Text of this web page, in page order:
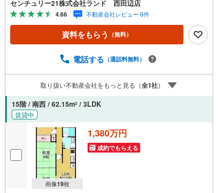
承っております。●購入・売却・ローンのご相談・・・なん
でもお気軽にご相談くださいませ！〇大阪メトロ御堂筋線
「西田辺」駅より徒歩1分！〇営業時間:10:00～20:00（火
曜日・水曜日定休日※祝日は営業）事前にご連絡いただけま
ります！
センチュリー21株式会社ランド 西田辺店
4.66 不動産会社レビュー 6件
資料をもらう （無料）
電話する （通話料無料）
取り扱い不動産会社をもっと見る（全1社）
15階 / 南西 / 62.15m2 / 3LDK
賃貸中
画像19枚
1,380万円
成約でもらえる